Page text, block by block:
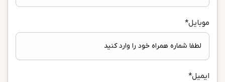
موبایل*
ایمیل*